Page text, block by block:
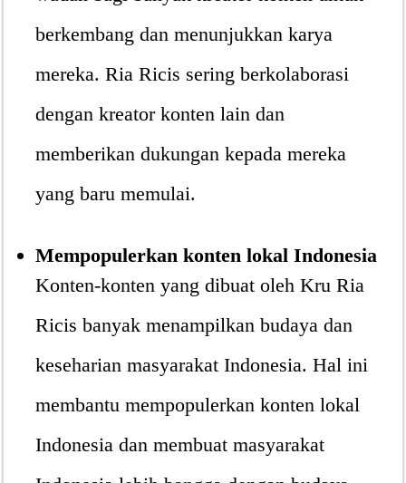
berkembang dan menunjukkan karya
mereka. Ria Ricis sering berkolaborasi
dengan kreator konten lain dan
memberikan dukungan kepada mereka
yang baru memulai.
Mempopulerkan konten lokal Indonesia
Konten-konten yang dibuat oleh Kru Ria
Ricis banyak menampilkan budaya dan
keseharian masyarakat Indonesia. Hal ini
membantu mempopulerkan konten lokal
Indonesia dan membuat masyarakat